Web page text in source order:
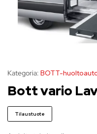
Kategoria: BOTT-
Bott vario
Tilaustuote